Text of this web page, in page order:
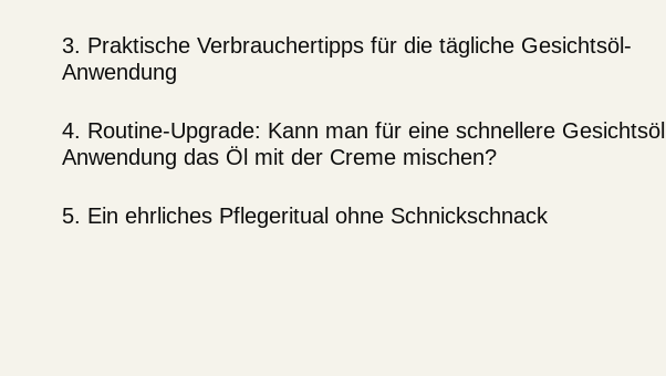
3. Praktische Verbrauchertipps für die tägliche Gesichtsöl-
Anwendung
4. Routine-Upgrade: Kann man für eine schnellere Gesichtsöl
Anwendung das Öl mit der Creme mischen?
5. Ein ehrliches Pflegeritual ohne Schnickschnack